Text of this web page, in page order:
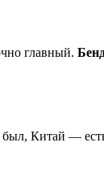
главный.
Китай —